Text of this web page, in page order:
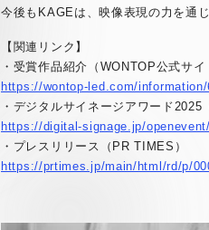
今後もKAGEは、映像表現の力を通
【関連リンク】
・受賞作品紹介（WONTOP公式サイ
https://wontop-led.com/
・デジタルサイネージアワード2025
https://digital-signage.jp/
・プレスリリース（PR TIMES）
https://prtimes.jp/main/html/rd/p/